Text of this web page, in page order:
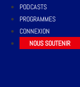
PODCASTS
PROGRAMMES
CONNEXION
NOUS SOUTENIR